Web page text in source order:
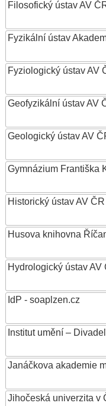
Filosofický ústav AV
Fyzikální ústav
Fyziologický ústav AV
Geofyzikální ústav AV
Geologický ústav AV
Gymnázium Františka
Historický ústav AV ČR
Husova knihovna
Hydrologický ústav AV
IdP - soaplzen.cz
Institut umění –
Janáčkova akademie
Jihočeská univerzita v